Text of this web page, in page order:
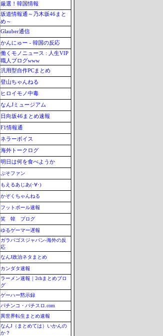
厳選！韓国情報
坂道情報通～乃木坂46まと
め～
Glauber通信
かんにゅー - 韓国の反応
働くモノニュース : 人生VIP
職人ブログwww
汎用型自作PCまとめ
登山ちゃんねる
ヒロイモノ中毒
なんJミュージアム
日向坂46まとめ速報
F1情報通
ネラーボイス
海外トークログ
明日は何を食べようか
ぷそファン
もえるあじあ(･∀･)
かぞくちゃんねる
フットボール速報
笑 韓 ブログ
ゆるゲーマー遅報
ガラパゴスジャパン-海外の反
応
なんJ政治ネタまとめ
カンダタ速報
ラーメン速報｜2chまとめブロ
グ
ゲーハー黙示録
パチンコ・パチスロ.com
異世界転生まとめ速報
なんJ（まとめては）いかんの
か？